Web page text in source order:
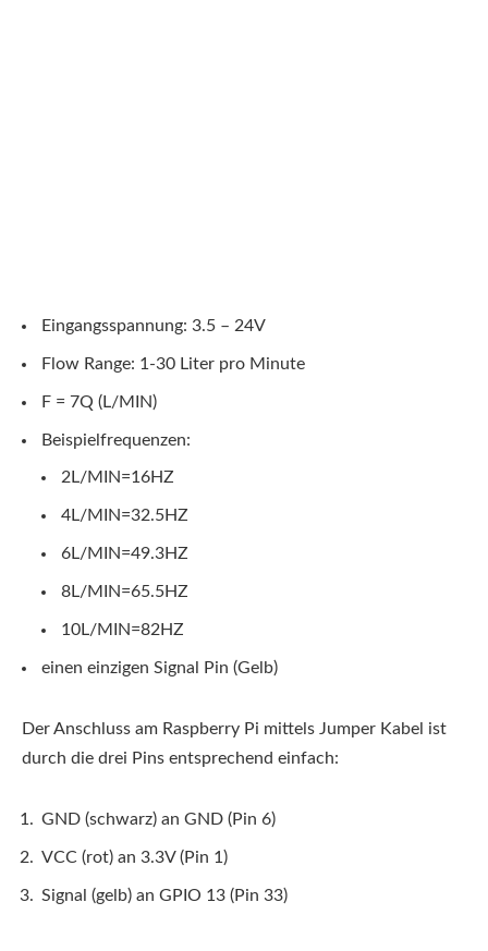
Eingangsspannung: 3.5 – 24V
Flow Range: 1-30 Liter pro Minute
F = 7Q (L/MIN)
Beispielfrequenzen:
2L/MIN=16HZ
4L/MIN=32.5HZ
6L/MIN=49.3HZ
8L/MIN=65.5HZ
10L/MIN=82HZ
einen einzigen Signal Pin (Gelb)
Der Anschluss am Raspberry Pi mittels Jumper Kabel ist
durch die drei Pins entsprechend einfach:
GND (schwarz) an GND (Pin 6)
VCC (rot) an 3.3V (Pin 1)
Signal (gelb) an GPIO 13 (Pin 33)